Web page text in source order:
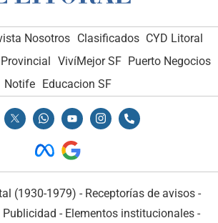
Nosotros Clasificados CYD Litoral
VivíMejor SF Puerto Negocios
Notife Educacion SF
(1930-1979) - Receptorías de avisos -
- Elementos institucionales -